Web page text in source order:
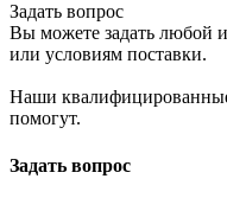
Задать вопрос
Вы можете задать любой
или условиям поставки.
Наши
помогут.
Задать вопрос